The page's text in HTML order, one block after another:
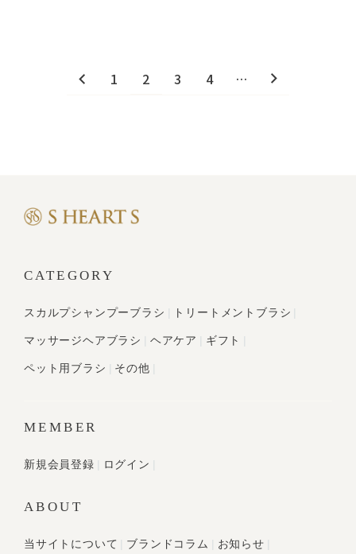
1 2 3 4 …
CATEGORY
スカルプシャンプーブラシ トリートメントブラシ
マッサージヘアブラシ ヘアケア ギフト
ペット用ブラシ その他
MEMBER
新規会員登録 ログイン
ABOUT
当サイトについて ブランドコラム お知らせ